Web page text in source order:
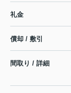
礼金
償却 / 敷引
間取り / 詳細